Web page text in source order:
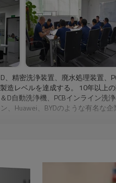
精密洗浄装置、廃水処理装置
レベルを達成する。 10年以上
D自動洗浄機、PCBインライン
、Huawei、BYDのような有名